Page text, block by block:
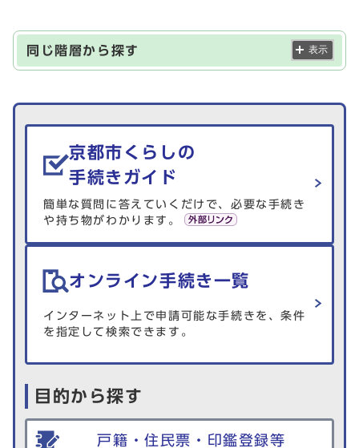
同じ階層から探す 表示
生活情報を探す
京都市くらしの
手続きガイド
簡単な質問に答えていくだけで、必要な手続き
や持ち物がわかります。
オンライン手続き一覧
インターネット上で申請可能な手続きを、条件
を指定して検索できます。
目的から探す
戸籍・住民票・印鑑登録等